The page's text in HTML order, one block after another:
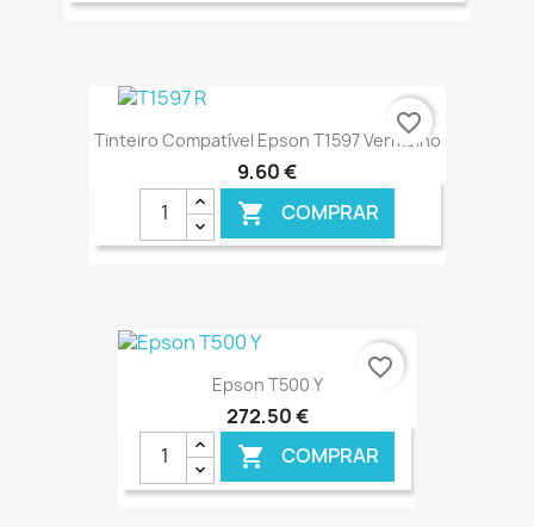
€ ONLINE
Tinteiro Compatível Epson T1597 Vermelho
9,60 €
 COMPRAR
€ ONLINE
favorite_border
Epson T500 Y
272,50 €
 COMPRAR
favorite_border